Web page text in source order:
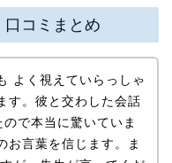
コミまとめ
よく視えていらっしゃ
す。彼と交わした会話
で本当に驚いていま
お言葉を信じます。ま